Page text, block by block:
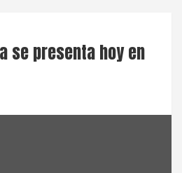
se presenta hoy en